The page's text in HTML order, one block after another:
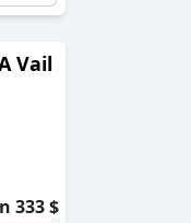
Vail
333 $